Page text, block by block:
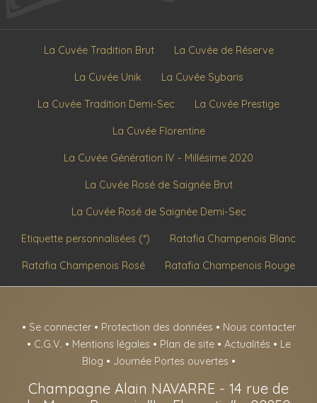
La Cuvée Tradition Brut La Cuvée de Réserve
La Cuvée Unik La Cuvée Sybaris
La Cuvée Tradition Demi-Sec La Cuvée Prestige
La Cuvée Florentine
La Cuvée Génération IV - Millésime 2020
La Cuvée Rosé de Saignée Brut
La Cuvée Rosé de Saignée Demi-Sec
Etiquette personnalisées (*) Ratafia Champenois Blanc
Ratafia Champenois Rosé Ratafia Champenois Rouge
• Se connecter • Protection des données • Nous contacter
• C.G.V. • Mentions légales • Plan de site • Actualités • Le
Blog • Journée Portes ouvertes •
Champagne Alain NAVARRE - 14 rue de